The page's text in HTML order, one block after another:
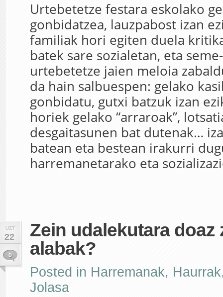
Urtebetetze festara eskolako
gonbidatzea, lauzpabost izan
familiak hori egiten duela
batek sare sozialetan, eta
urtebetetze jaien meloia
da hain salbuespen: gelako
gonbidatu, gutxi batzuk izan
horiek gelako “arraroak”,
desgaitasunen bat dutenak…
batean eta bestean irakurri
harremanetarako eta
UZT
22
0
Zein udalekutara doaz
alabak?
Posted in Harremanak, Haurrak
Jolasa